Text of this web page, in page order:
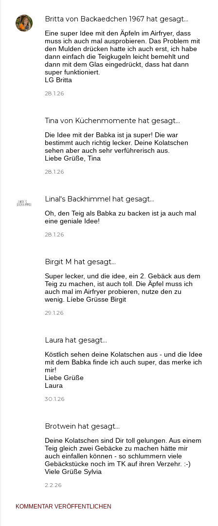
Britta von Backaedchen 1967 hat gesagt…
Eine super Idee mit den Äpfeln im Airfryer, dass
muss ich auch mal ausprobieren. Das Problem mit
den Mulden drücken hatte ich auch erst, ich habe
dann einfach die Teigkugeln leicht bemehlt und
dann mit dem Glas eingedrückt, dass hat dann
super funktioniert.
LG Britta
28.1.26
Tina von Küchenmomente hat gesagt…
Die Idee mit der Babka ist ja super! Die war
bestimmt auch richtig lecker. Deine Kolatschen
sehen aber auch sehr verführerisch aus.
Liebe Grüße, Tina
28.1.26
Linal's Backhimmel hat gesagt…
Oh, den Teig als Babka zu backen ist ja auch mal
eine geniale Idee!
28.1.26
Birgit M hat gesagt…
Super lecker, und die idee, ein 2. Gebäck aus dem
Teig zu machen, ist auch toll. Die Äpfel muss ich
auch mal im Airfryer probieren, nutze den zu
wenig. Líebe Grüsse Birgit
29.1.26
Laura hat gesagt…
Köstlich sehen deine Kolatschen aus - und die Idee
mit dem Babka finde ich auch super, das merke ich
mir!
Liebe Grüße
Laura
30.1.26
Brotwein hat gesagt…
Deine Kolatschen sind Dir toll gelungen. Aus einem
Teig gleich zwei Gebäcke zu machen hätte mir
auch einfallen können - so schlummern viele
Gebäckstücke noch im TK auf ihren Verzehr. :-)
Viele Grüße Sylvia
2.2.26
KOMMENTAR VERÖFFENTLICHEN